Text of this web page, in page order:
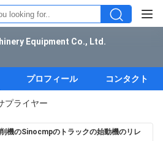
Equipment Co., Ltd.
プロフィール コンタクト
プライヤー
機のSinocmpのトラックの始動機のリレ